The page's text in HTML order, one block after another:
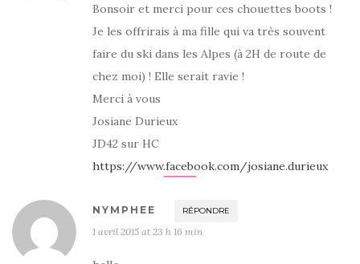
Bonsoir et merci pour ces chouettes boots !
Je les offrirais à ma fille qui va très souvent
faire du ski dans les Alpes (à 2H de route de
chez moi) ! Elle serait ravie !
Merci à vous
Josiane Durieux
JD42 sur HC
https://www.facebook.com/josiane.durieux
NYMPHEE RÉPONDRE
1 avril 2015 at 23 h 16 min